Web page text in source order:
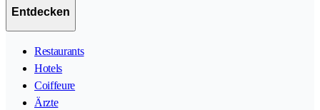
Entdecken
Restaurants
Hotels
Coiffeure
Ärzte